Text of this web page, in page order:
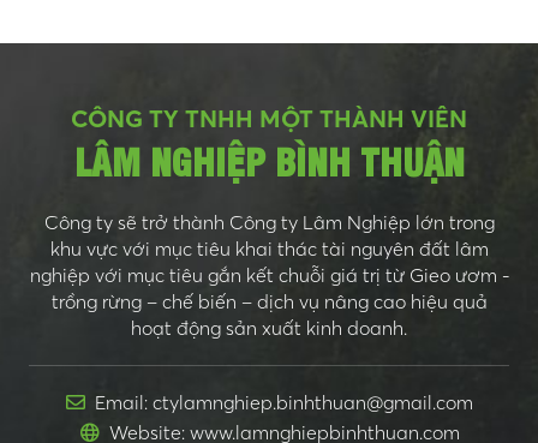
CÔNG TY TNHH MỘT THÀNH VIÊN
LÂM NGHIỆP BÌNH THUẬN
Công ty sẽ trở thành Công ty Lâm Nghiệp lớn trong
khu vực với mục tiêu khai thác tài nguyên đất lâm
nghiệp với mục tiêu gắn kết chuỗi giá trị từ Gieo ươm -
trồng rừng – chế biến – dịch vụ nâng cao hiệu quả
hoạt động sản xuất kinh doanh.
Email: ctylamnghiep.binhthuan@gmail.com
Website: www.lamnghiepbinhthuan.com